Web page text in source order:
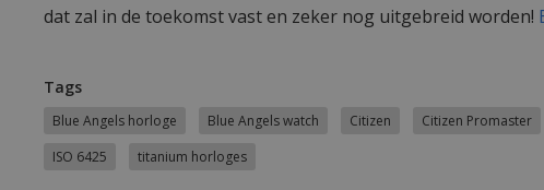
dat zal in de toekomst vast en zeker nog uitgebreid worden!
Tags
Blue Angels horloge Blue Angels watch Citizen Citizen Promaster
ISO 6425
titanium horloges